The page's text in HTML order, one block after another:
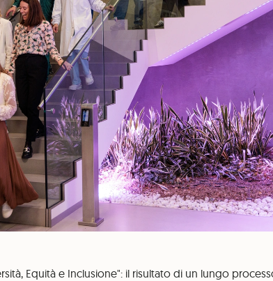
Equità e Inclusione": il risultato di un lungo